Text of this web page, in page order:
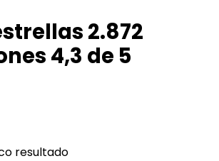
2.872
4,3 de 5
resultado